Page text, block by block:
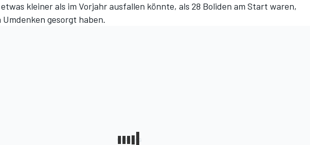
kleiner als im Vorjahr ausfallen könnte, als 28 Boliden am Start waren,
gesorgt haben.